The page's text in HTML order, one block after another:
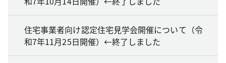
住宅事業者向け認定住宅見学会開催について（令
和7年11月25日開催）←終了しました